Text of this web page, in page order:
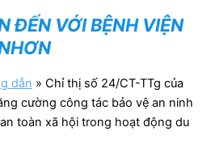
ĐẾN VỚI BỆNH VIỆN
dẫn » Chỉ thị số 24/CT-TTg của
cường công tác bảo vệ an ninh
toàn xã hội trong hoạt động du